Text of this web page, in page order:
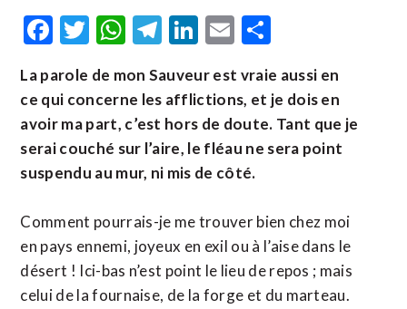
Facebook
Twitter
WhatsApp
Telegram
LinkedIn
Email
La parole de mon Sauveur est vraie aussi en
ce qui concerne les afflictions, et je dois en
avoir ma part, c’est hors de doute. Tant que je
serai couché sur l’aire, le fléau ne sera point
suspendu au mur, ni mis de côté.
Comment pourrais-je me trouver bien chez moi
en pays ennemi, joyeux en exil ou à l’aise dans le
désert ! Ici-bas n’est point le lieu de repos ; mais
celui de la fournaise, de la forge et du marteau.